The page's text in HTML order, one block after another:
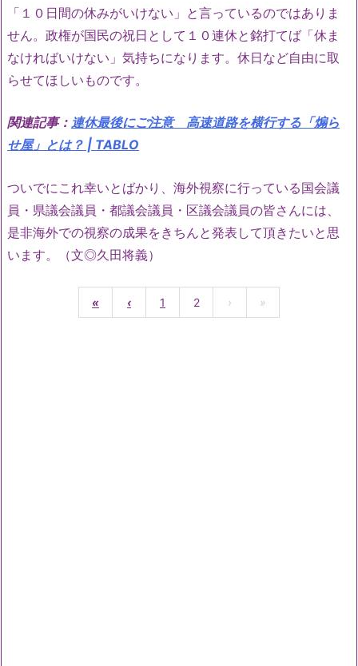
「１０日間の休みがいけない」と言っているのではありま
せん。政権が国民の祝日として１０連休と銘打てば「休ま
なければいけない」気持ちになります。休日など自由に取
らせてほしいものです。
関連記事： 連休最後にご注意 高速道路を横行する「煽ら
せ屋」とは？ | TABLO
ついでにこれ幸いとばかり、海外視察に行っている国会議
員・県議会議員・都議会議員・区議会議員の皆さんには、
是非海外での視察の成果をきちんと発表して頂きたいと思
います。（文◎久田将義）
« ‹ 1 2 › »